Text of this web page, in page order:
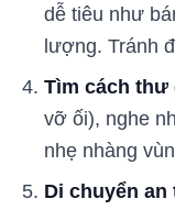
dễ tiêu như
lượng. Tránh
Tìm cách thư
vỡ ối), nghe
nhẹ nhàng
Di chuyển an